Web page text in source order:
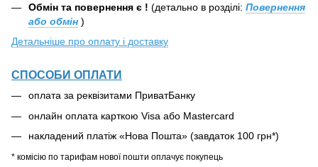
Обмін та повернення є ! (детально в розділі: Повернення
або обмін )
Детальніше про оплату і доставку
СПОСОБИ ОПЛАТИ
оплата за реквізитами ПриватБанку
онлайн оплата карткою Visa або Mastercard
накладений платіж «Нова Пошта» (завдаток 100 грн*)
* комісію по тарифам нової пошти оплачує покупець